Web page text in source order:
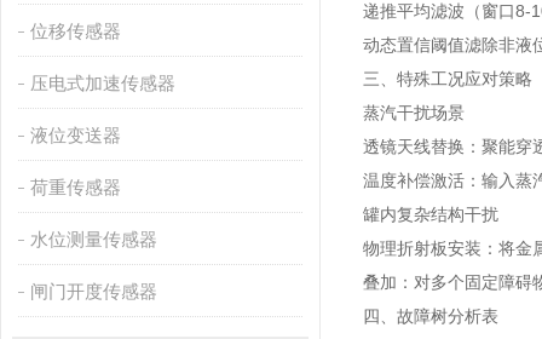
位移传感器
压电式加速传感器
液位变送器
荷重传感器
水位测量传感器
闸门开度传感器
递推平均滤波（窗口8-
动态置信阈值滤除非液
三、特殊工况应对策略
蒸汽干扰场景‌
透镜天线替换‌：聚能穿
温度补偿激活‌：输入蒸
罐内复杂结构干扰‌
物理折射板安装‌：将金
叠加‌：对多个固定障碍
四、故障树分析表